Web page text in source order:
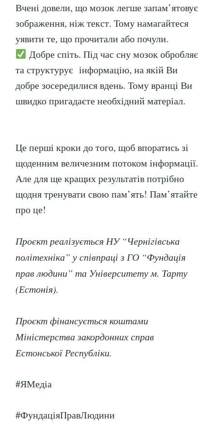
Вчені довели, що мозок легше запам’ятовує
зображення, ніж текст. Тому намагайтеся
уявити те, що прочитали або почули.
Добре спіть. Під час сну мозок обробляє
та структурує інформацію, на якій Ви
добре зосередилися вдень. Тому вранці Ви
швидко пригадаєте необхідний матеріал.
Це перші кроки до того, щоб впоратись зі
щоденним величезним потоком інформації.
Але для ще кращих результатів потрібно
щодня тренувати свою пам’ять! Пам’ятайте
про це!
Проєкт реалізується НУ “Чернігівська
політехніка” у співпраці з ГО “Фундація
прав людини” та Університету м. Тарту
(Естонія).
Проєкт фінансується коштами
Міністерства закордонних справ
Естонської Республіки.
#ЯМедіа
#ФундаціяПравЛюдини